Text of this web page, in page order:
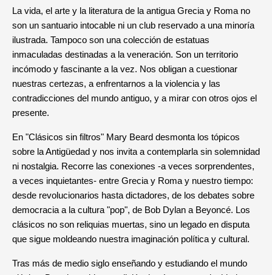
La vida, el arte y la literatura de la antigua Grecia y Roma no
son un santuario intocable ni un club reservado a una minoría
ilustrada. Tampoco son una colección de estatuas
inmaculadas destinadas a la veneración. Son un territorio
incómodo y fascinante a la vez. Nos obligan a cuestionar
nuestras certezas, a enfrentarnos a la violencia y las
contradicciones del mundo antiguo, y a mirar con otros ojos el
presente.
En "Clásicos sin filtros" Mary Beard desmonta los tópicos
sobre la Antigüedad y nos invita a contemplarla sin solemnidad
ni nostalgia. Recorre las conexiones -a veces sorprendentes,
a veces inquietantes- entre Grecia y Roma y nuestro tiempo:
desde revolucionarios hasta dictadores, de los debates sobre
democracia a la cultura "pop", de Bob Dylan a Beyoncé. Los
clásicos no son reliquias muertas, sino un legado en disputa
que sigue moldeando nuestra imaginación política y cultural.
Tras más de medio siglo enseñando y estudiando el mundo